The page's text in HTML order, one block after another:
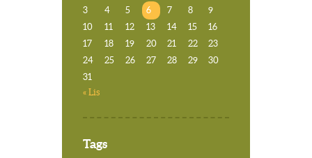
3
4 5 6 7 8
9
10
11 12 13 14 15
16
17
18 19 20 21 22
23
24
25 26 27 28 29
30
31
« Lis
Tags